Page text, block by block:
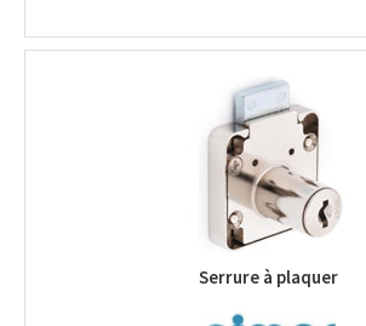
Serrure à plaquer